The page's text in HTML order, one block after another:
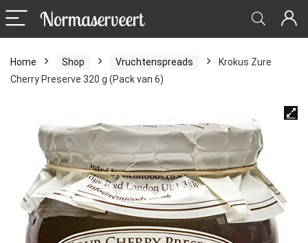
Home Shop Vruchtenspreads
Krokus Zure
Cherry Preserve 320 g (Pack van 6)